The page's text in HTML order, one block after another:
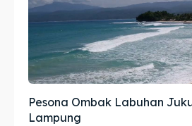
Pesona Ombak Labuhan
Lampung